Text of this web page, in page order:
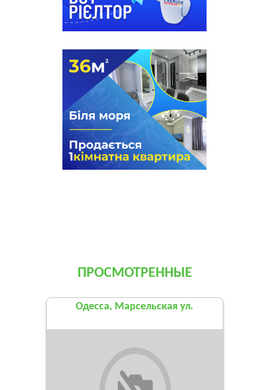
ПРОСМОТРЕННЫЕ
Одесса, Марсельская ул.